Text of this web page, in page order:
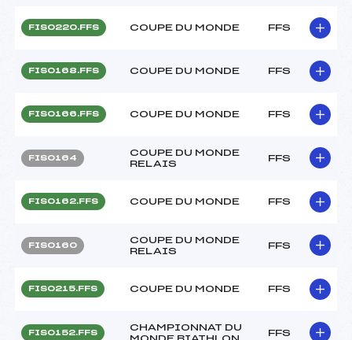
FIS0220.FFS COUPE DU MONDE FFS
FIS0168.FFS COUPE DU MONDE FFS
FIS0166.FFS COUPE DU MONDE FFS
FIS0164
COUPE DU MONDE
RELAIS
FFS
FIS0162.FFS COUPE DU MONDE FFS
FIS0160
COUPE DU MONDE
RELAIS
FFS
FIS0215.FFS COUPE DU MONDE FFS
FIS0152.FFS
CHAMPIONNAT DU
MONDE BIATHLON
FFS